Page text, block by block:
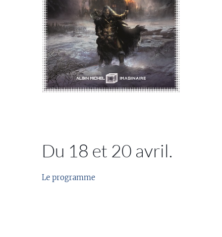
Du 18 et 20 avril.
Le programme